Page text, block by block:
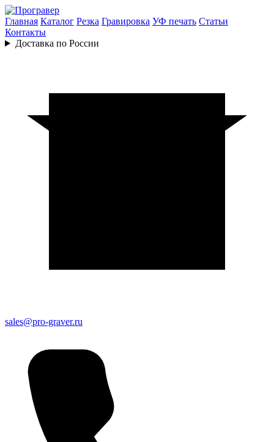
Главная Каталог Резка Гравировка УФ печать Статьи
Контакты
Доставка по России
sales@pro-graver.ru